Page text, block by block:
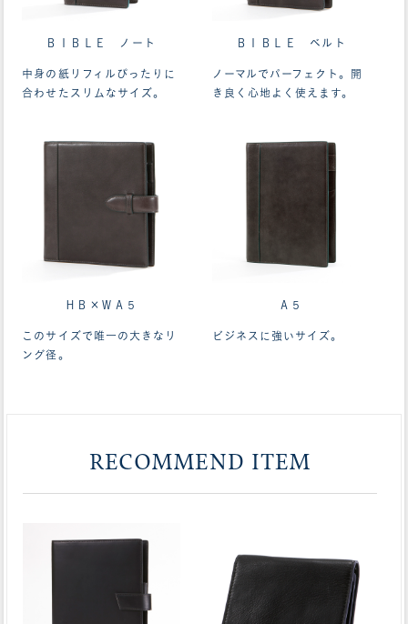
ＢＩＢＬＥ ノート
中身の紙リフィルぴったりに
合わせたスリムなサイズ。
ＢＩＢＬＥ ベルト
ノーマルでパーフェクト。開
き良く心地よく使えます。
ＨＢ×ＷＡ５
このサイズで唯一の大きなリ
ング径。
Ａ５
ビジネスに強いサイズ。
RECOMMEND ITEM